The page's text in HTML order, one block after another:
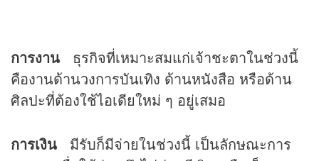
การงาน
ธุรกิจที่เหมาะสมแก่เจ้าชะตาในช่วงนี้
คืองานด้านวงการบันเทิง ด้านหนังสือ หรือด้าน
ศิลปะที่ต้องใช้ไอเดียใหม่ ๆ อยู่เสมอ
การเงิน มีรับก็มีจ่ายในช่วงนี้ เป็นลักษณะการ